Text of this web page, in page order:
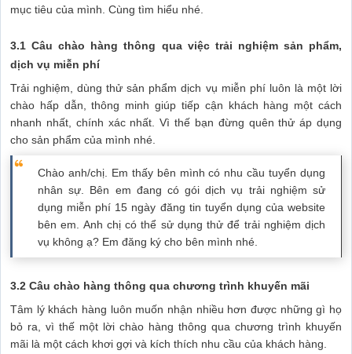
mục tiêu của mình. Cùng tìm hiểu nhé.
3.1 Câu chào hàng thông qua việc trải nghiệm sản phẩm,
dịch vụ miễn phí
Trải nghiệm, dùng thử sản phẩm dịch vụ miễn phí luôn là một lời
chào hấp dẫn, thông minh giúp tiếp cận khách hàng một cách
nhanh nhất, chính xác nhất. Vì thế bạn đừng quên thử áp dụng
cho sản phẩm của mình nhé.
Chào anh/chị. Em thấy bên mình có nhu cầu tuyển dụng
nhân sự. Bên em đang có gói dịch vụ trải nghiệm sử
dụng miễn phí 15 ngày đăng tin tuyển dụng của website
bên em. Anh chị có thể sử dụng thử để trải nghiệm dịch
vụ không ạ? Em đăng ký cho bên mình nhé.
3.2 Câu chào hàng thông qua chương trình khuyến mãi
Tâm lý khách hàng luôn muốn nhận nhiều hơn được những gì họ
bỏ ra, vì thế một lời chào hàng thông qua chương trình khuyến
mãi là một cách khơi gợi và kích thích nhu cầu của khách hàng.